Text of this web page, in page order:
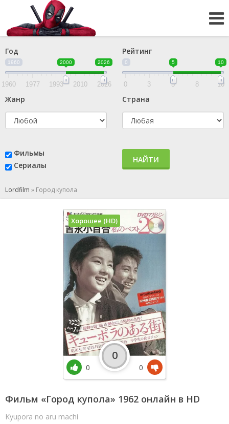
Год
1960 2000 2026
1960 1977 1993 2010 2026
Рейтинг
0 5 10
0 3 5 8 10
Жанр Страна
Фильмы
Сериалы
НАЙТИ
Lordfilm » Город купола
Фильм «Город купола» 1962 онлайн в HD
Kyupora no aru machi
Хорошее (HD)
0
0
0